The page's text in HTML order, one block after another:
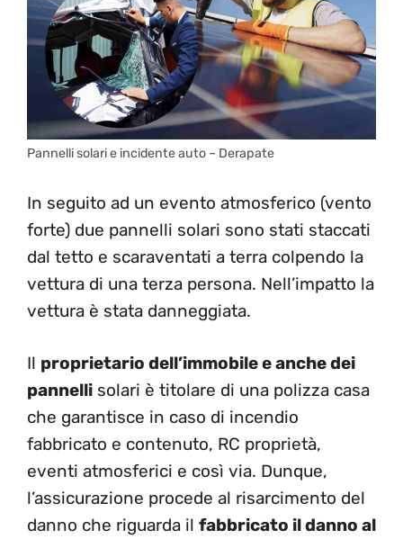
Pannelli solari e incidente auto – Derapate
In seguito ad un evento atmosferico (vento
forte) due pannelli solari sono stati staccati
dal tetto e scaraventati a terra colpendo la
vettura di una terza persona. Nell’impatto la
vettura è stata danneggiata.
Il proprietario dell’immobile e anche dei
pannelli solari è titolare di una polizza casa
che garantisce in caso di incendio
fabbricato e contenuto, RC proprietà,
eventi atmosferici e così via. Dunque,
l’assicurazione procede al risarcimento del
danno che riguarda il fabbricato il danno al